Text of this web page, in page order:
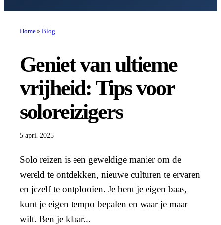
Home » Blog
Geniet van ultieme
vrijheid: Tips voor
soloreizigers
5 april 2025
Solo reizen is een geweldige manier om de
wereld te ontdekken, nieuwe culturen te ervaren
en jezelf te ontplooien. Je bent je eigen baas,
kunt je eigen tempo bepalen en waar je maar
wilt. Ben je klaar...